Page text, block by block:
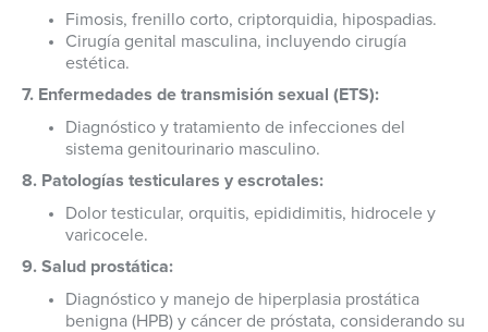
Fimosis, frenillo corto, criptorquidia, hipospadias.
Cirugía genital masculina, incluyendo cirugía
estética.
7. Enfermedades de transmisión sexual (ETS):
Diagnóstico y tratamiento de infecciones del
sistema genitourinario masculino.
8. Patologías testiculares y escrotales:
Dolor testicular, orquitis, epididimitis, hidrocele y
varicocele.
9. Salud prostática:
Diagnóstico y manejo de hiperplasia prostática
benigna (HPB) y cáncer de próstata, considerando su